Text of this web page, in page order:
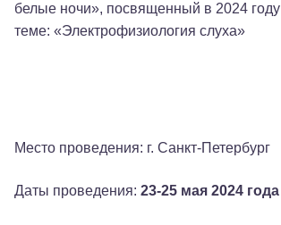
Родителям
Взрослым пациентам
белые ночи», посвященный в 2024 году
теме: «Электрофизиология слуха»
Место проведения: г. Санкт-Петербург
Даты проведения: 23-25 мая 2024 года